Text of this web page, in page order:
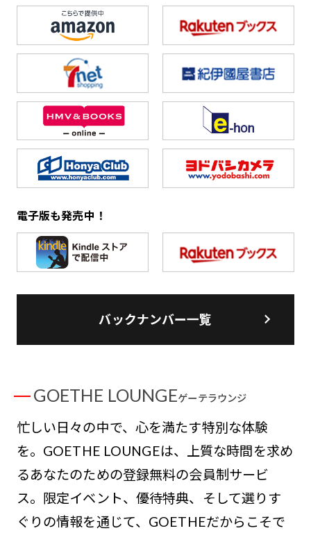
電子版も発売中！
バックナンバー一覧
GOETHE LOUNGEゲーテラウンジ
忙しい日々の中で、心を満たす特別な体験
を。GOETHE LOUNGEは、上質な時間を求め
るあなたのための登録無料の会員制サービ
ス。限定イベント、優待特典、そして選りす
ぐりの情報を通じて、GOETHEだからこそで